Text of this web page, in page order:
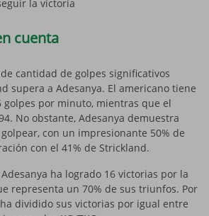
la victoria
cuenta
cantidad de golpes significativos
supera a Adesanya. El americano tiene
golpes por minuto, mientras que el
No obstante, Adesanya demuestra
con un impresionante 50% de
con el 41% de Strickland.
Adesanya ha logrado 16 victorias por la
representa un 70% de sus triunfos. Por
dividido sus victorias por igual entre